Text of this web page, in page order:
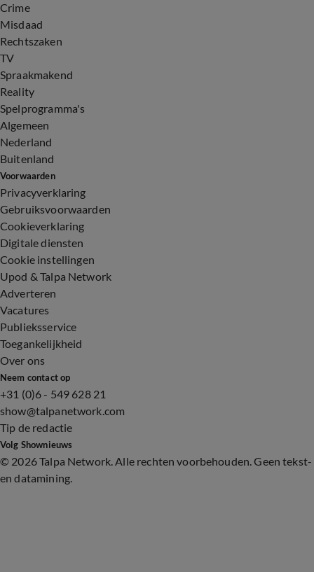
Crime
Misdaad
Rechtszaken
TV
Spraakmakend
Reality
Spelprogramma's
Algemeen
Nederland
Buitenland
Voorwaarden
Privacyverklaring
Gebruiksvoorwaarden
Cookieverklaring
Digitale diensten
Cookie instellingen
Upod & Talpa Network
Adverteren
Vacatures
Publieksservice
Toegankelijkheid
Over ons
Neem contact op
+31 (0)6 - 549 628 21
show@talpanetwork.com
Tip de redactie
Volg Shownieuws
© 2026 Talpa Network. Alle rechten voorbehouden. Geen tekst-
en datamining.